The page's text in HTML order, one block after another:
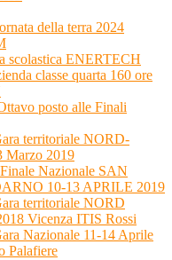
della terra 2024
scolastica ENERTECH
classe quarta 160 ore
posto alle Finali
territoriale NORD-
2019
Nazionale SAN
10-13 APRILE 2019
territoriale NORD
Vicenza ITIS Rossi
Nazionale 11-14 Aprile
Palafiere